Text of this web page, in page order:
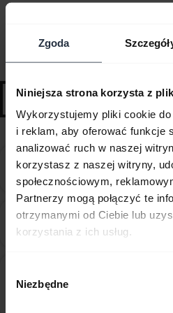
Zgoda
Niniejsza strona korzysta z
Wykorzystujemy pliki cookie
i reklam, aby oferować funkcje
analizować ruch w naszej
korzystasz z naszej witryny,
społecznościowym,
Partnerzy mogą połączyć te
otrzymanymi od Ciebie lub
korzystania z ich usług.
zgody
Niezbędne
Wybrane wskazówki i
search
Can I use the supplied USB
audio cable?
Co mogę zrobić w przypadku,
zakończy się pomyślnie?
Bluetooth z komputerem lub